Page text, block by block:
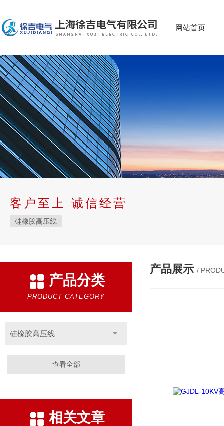
网站首页
客户至上 诚信经营
硅橡胶高压线
产品分类
PRODUCT CATEGORY
硅橡胶高压线
查看全部
相关文章
产品展示 /